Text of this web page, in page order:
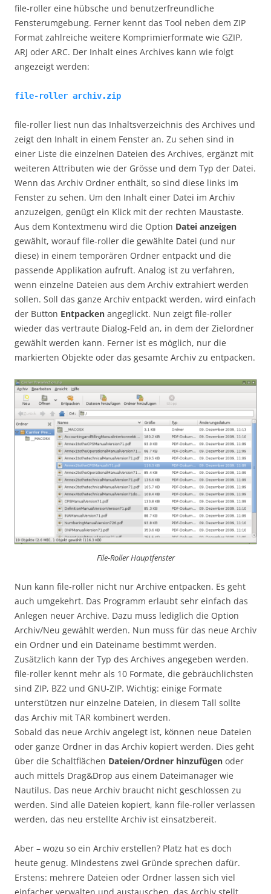
file-roller eine hübsche und benutzerfreundliche
Fensterumgebung. Ferner kennt das Tool neben dem ZIP
Format zahlreiche weitere Komprimierformate wie GZIP,
ARJ oder ARC. Der Inhalt eines Archives kann wie folgt
angezeigt werden:
file-roller archiv.zip
file-roller liest nun das Inhaltsverzeichnis des Archives und
zeigt den Inhalt in einem Fenster an. Zu sehen sind in
einer Liste die einzelnen Dateien des Archives, ergänzt mit
weiteren Attributen wie der Grösse und dem Typ der Datei.
Wenn das Archiv Ordner enthält, so sind diese links im
Fenster zu sehen. Um den Inhalt einer Datei im Archiv
anzuzeigen, genügt ein Klick mit der rechten Maustaste.
Aus dem Kontextmenu wird die Option Datei anzeigen
gewählt, worauf file-roller die gewählte Datei (und nur
diese) in einem temporären Ordner entpackt und die
passende Applikation aufruft. Analog ist zu verfahren,
wenn einzelne Dateien aus dem Archiv extrahiert werden
sollen. Soll das ganze Archiv entpackt werden, wird einfach
der Button Entpacken angeglickt. Nun zeigt file-roller
wieder das vertraute Dialog-Feld an, in dem der Zielordner
gewählt werden kann. Ferner ist es möglich, nur die
markierten Objekte oder das gesamte Archiv zu entpacken.
File-Roller Hauptfenster
Nun kann file-roller nicht nur Archive entpacken. Es geht
auch umgekehrt. Das Programm erlaubt sehr einfach das
Anlegen neuer Archive. Dazu muss lediglich die Option
Archiv/Neu gewählt werden. Nun muss für das neue Archiv
ein Ordner und ein Dateiname bestimmt werden.
Zusätzlich kann der Typ des Archives angegeben werden.
file-roller kennt mehr als 10 Formate, die gebräuchlichsten
sind ZIP, BZ2 und GNU-ZIP. Wichtig: einige Formate
unterstützen nur einzelne Dateien, in diesem Tall sollte
das Archiv mit TAR kombinert werden.
Sobald das neue Archiv angelegt ist, können neue Dateien
oder ganze Ordner in das Archiv kopiert werden. Dies geht
über die Schaltflächen Dateien/Ordner hinzufügen oder
auch mittels Drag&Drop aus einem Dateimanager wie
Nautilus. Das neue Archiv braucht nicht geschlossen zu
werden. Sind alle Dateien kopiert, kann file-roller verlassen
werden, das neu erstellte Archiv ist einsatzbereit.
Aber – wozu so ein Archiv erstellen? Platz hat es doch
heute genug. Mindestens zwei Gründe sprechen dafür.
Erstens: mehrere Dateien oder Ordner lassen sich viel